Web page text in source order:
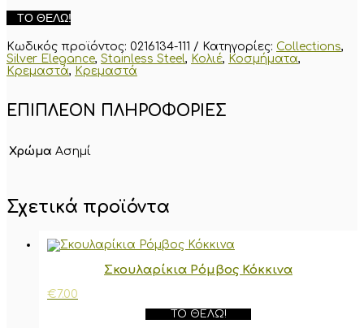
Κρεμαστό
"Boy"
από
ανοξείδωτο
ατσάλι
ποσότητα
ΤΟ ΘΈΛΩ!
Κωδικός προϊόντος: 0216134-111 Κατηγορίες: Collections,
Silver Elegance, Stainless Steel, Κολιέ, Κοσμήματα,
Κρεμαστά, Κρεμαστά
ΕΠΙΠΛΈΟΝ ΠΛΗΡΟΦΟΡΊΕΣ
Χρώμα Ασημί
Σχετικά προϊόντα
Σκουλαρίκια Ρόμβος Κόκκινα
€ 7.00
ΤΟ ΘΈΛΩ!